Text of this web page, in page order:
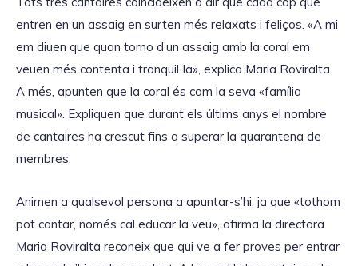
o
entren en un assaig en surten més relaxats i feliços. «A mi
em diuen que quan torno d’un assaig amb la coral em
veuen més contenta i tranquil·la», explica Maria Roviralta.
A més, apunten que la coral és com la seva «família
musical». Expliquen que durant els últims anys el nombre
de cantaires ha crescut fins a superar la quarantena de
membres.
Animen a qualsevol persona a apuntar-s’hi, ja que «tothom
pot cantar, només cal educar la veu», afirma la directora.
Maria Roviralta reconeix que qui ve a fer proves per entrar